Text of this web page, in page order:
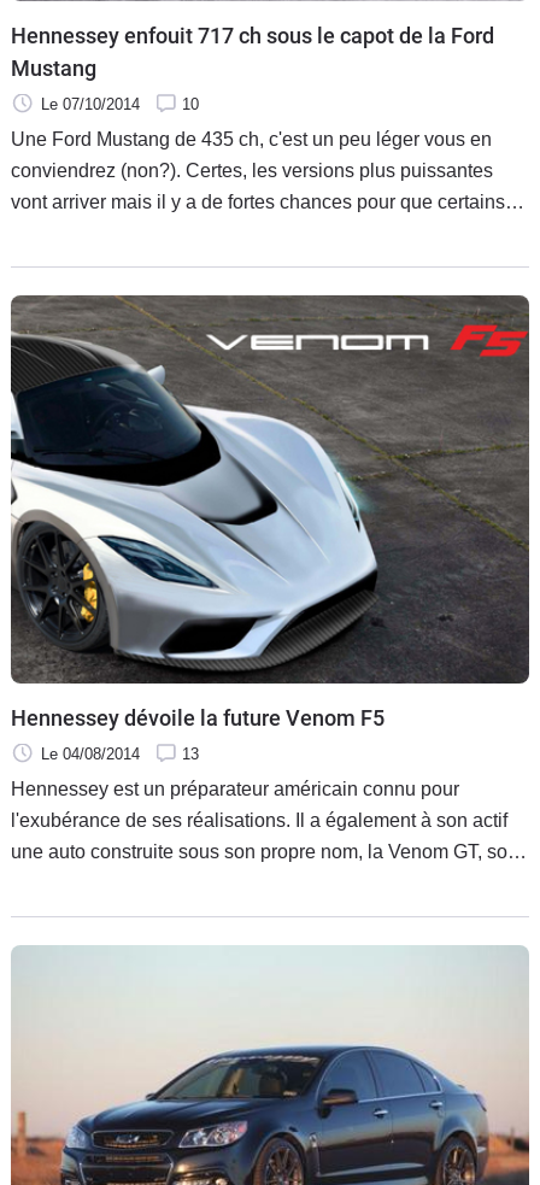
Hennessey enfouit 717 ch sous le capot de la Ford
Mustang
Le 07/10/2014 10
Une Ford Mustang de 435 ch, c'est un peu léger vous en
conviendrez (non?). Certes, les versions plus puissantes
vont arriver mais il y a de fortes chances pour que certains
léger. Pour eux, Hennessey a la solution puisqu'il est
parvenu à fourrer 717 ch sous le capot de la nouvelle
génération de Mustang.
Hennessey dévoile la future Venom F5
Le 04/08/2014 13
Hennessey est un préparateur américain connu pour
l'exubérance de ses réalisations. Il a également à son actif
une auto construite sous son propre nom, la Venom GT, sorte
bientôt plus seule, Hennessey vient d'annoncer aujourd'hui
de l'arrivée future de la Venom F5.